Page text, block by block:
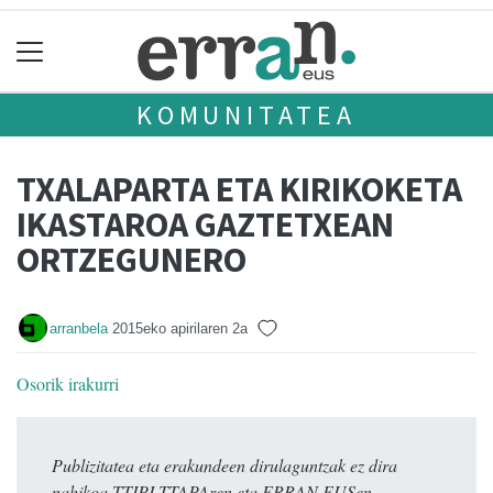
KOMUNITATEA
TXALAPARTA ETA KIRIKOKETA
IKASTAROA GAZTETXEAN
ORTZEGUNERO
arranbela 2015eko apirilaren 2a
Osorik irakurri
Publizitatea eta erakundeen dirulaguntzak ez dira